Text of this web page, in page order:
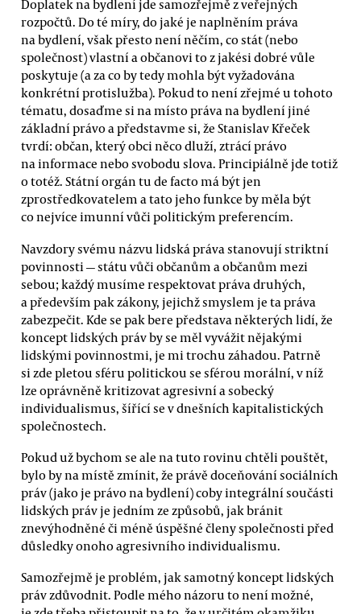
Doplatek na bydlení jde samozřejmě z veřejných
rozpočtů. Do té míry, do jaké je naplněním práva
na bydlení, však přesto není něčím, co stát (nebo
společnost) vlastní a občanovi to z jakési dobré vůle
poskytuje (a za co by tedy mohla být vyžadována
konkrétní protislužba). Pokud to není zřejmé u tohoto
tématu, dosaďme si na místo práva na bydlení jiné
základní právo a představme si, že Stanislav Křeček
tvrdí: občan, který obci něco dluží, ztrácí právo
na informace nebo svobodu slova. Principiálně jde totiž
o totéž. Státní orgán tu de facto má být jen
zprostředkovatelem a tato jeho funkce by měla být
co nejvíce imunní vůči politickým preferencím.
Navzdory svému názvu lidská práva stanovují striktní
povinnosti — státu vůči občanům a občanům mezi
sebou; každý musíme respektovat práva druhých,
a především pak zákony, jejichž smyslem je ta práva
zabezpečit. Kde se pak bere představa některých lidí, že
koncept lidských práv by se měl vyvážit nějakými
lidskými povinnostmi, je mi trochu záhadou. Patrně
si zde pletou sféru politickou se sférou morální, v níž
lze oprávněně kritizovat agresivní a sobecký
individualismus, šířící se v dnešních kapitalistických
společnostech.
Pokud už bychom se ale na tuto rovinu chtěli pouštět,
bylo by na místě zmínit, že právě doceňování sociálních
práv (jako je právo na bydlení) coby integrální součásti
lidských práv je jedním ze způsobů, jak bránit
znevýhodněné či méně úspěšné členy společnosti před
důsledky onoho agresivního individualismu.
Samozřejmě je problém, jak samotný koncept lidských
práv zdůvodnit. Podle mého názoru to není možné,